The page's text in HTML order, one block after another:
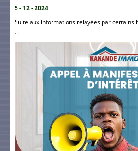
5 - 12 - 2024
Suite aux informations relayées par certains
...